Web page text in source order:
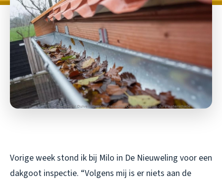
Vorige week stond ik bij Milo in De Nieuweling voor een
dakgoot inspectie. “Volgens mij is er niets aan de